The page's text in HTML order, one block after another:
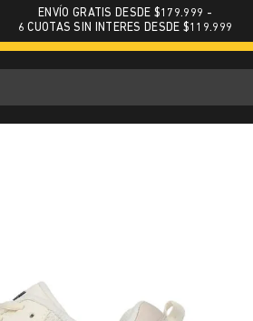
ENVÍO GRATIS DESDE $179.999 -
6 CUOTAS SIN INTERES DESDE $119.999